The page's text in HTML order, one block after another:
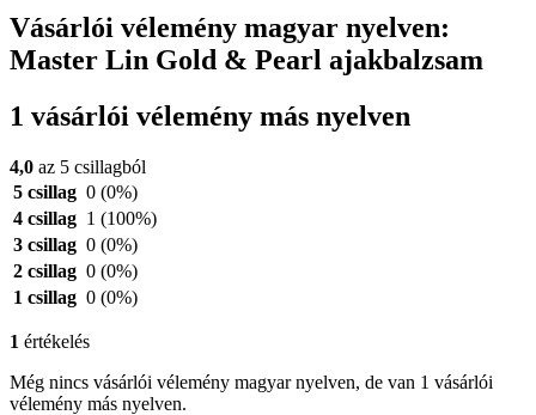
Vásárlói vélemény magyar nyelven:
Master Lin Gold & Pearl ajakbalzsam
1 vásárlói vélemény más nyelven
4,0 az 5 csillagból
5 csillag 0 (0%)
4 csillag 1 (100%)
3 csillag 0 (0%)
2 csillag 0 (0%)
1 csillag 0 (0%)
1 értékelés
Még nincs vásárlói vélemény magyar nyelven, de van 1 vásárlói
vélemény más nyelven.